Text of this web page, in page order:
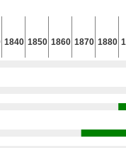
1840 1850 1860 1870 1880